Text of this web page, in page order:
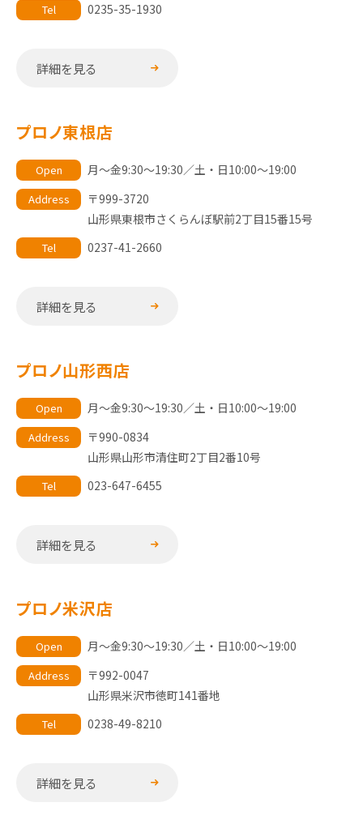
Tel 0235-35-1930
詳細を見る
プロノ東根店
Open 月～金9:30～19:30／土・日10:00～19:00
Address
〒999-3720
山形県東根市さくらんぼ駅前2丁目15番15号
Tel 0237-41-2660
詳細を見る
プロノ山形西店
Open 月～金9:30～19:30／土・日10:00～19:00
Address
〒990-0834
山形県山形市清住町2丁目2番10号
Tel 023-647-6455
詳細を見る
プロノ米沢店
Open 月～金9:30～19:30／土・日10:00～19:00
Address
〒992-0047
山形県米沢市徳町141番地
Tel 0238-49-8210
詳細を見る